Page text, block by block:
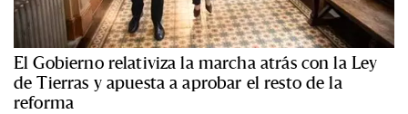
El Gobierno relativiza la marcha atrás con la Ley
de Tierras y apuesta a aprobar el resto de la
reforma